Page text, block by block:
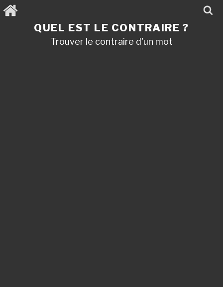
Aller
au
QUEL EST LE CONTRAIRE ?
Trouver le contraire d'un mot